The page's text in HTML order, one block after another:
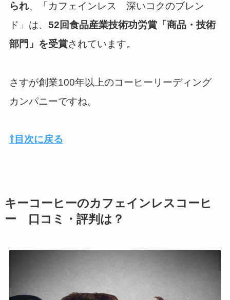
られ、「カフェインレス 深いコクのブレン
ド」は、 52回食品産業技術功労賞「商品・技術
部門」を受賞されています。
さすが創業100年以上のコーヒーリーディング
カンパニーですね。
⇧目次に戻る
キーコーヒーのカフェインレスコーヒ
ー 口コミ・評判は？